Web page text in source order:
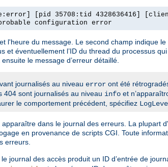
[pid 35708:tid 4328636416]
configuration error
l'heure du message. Le second champ indique
et éventuellement l’ID du thread du processus
le message d’erreur détaillé.
journalisés au niveau error ont été
404 sont journalisés au niveau info et
le comportement précédent, spécifiez
dans le journal des erreurs. La plupart
en provenance de scripts CGI. Toute
erreurs.
journal des accès produit un ID d’entrée de